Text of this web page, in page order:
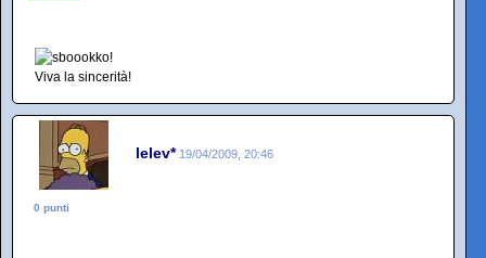
Viva la sincerità!
lelev* 19/04/2009, 20:46
0 punti